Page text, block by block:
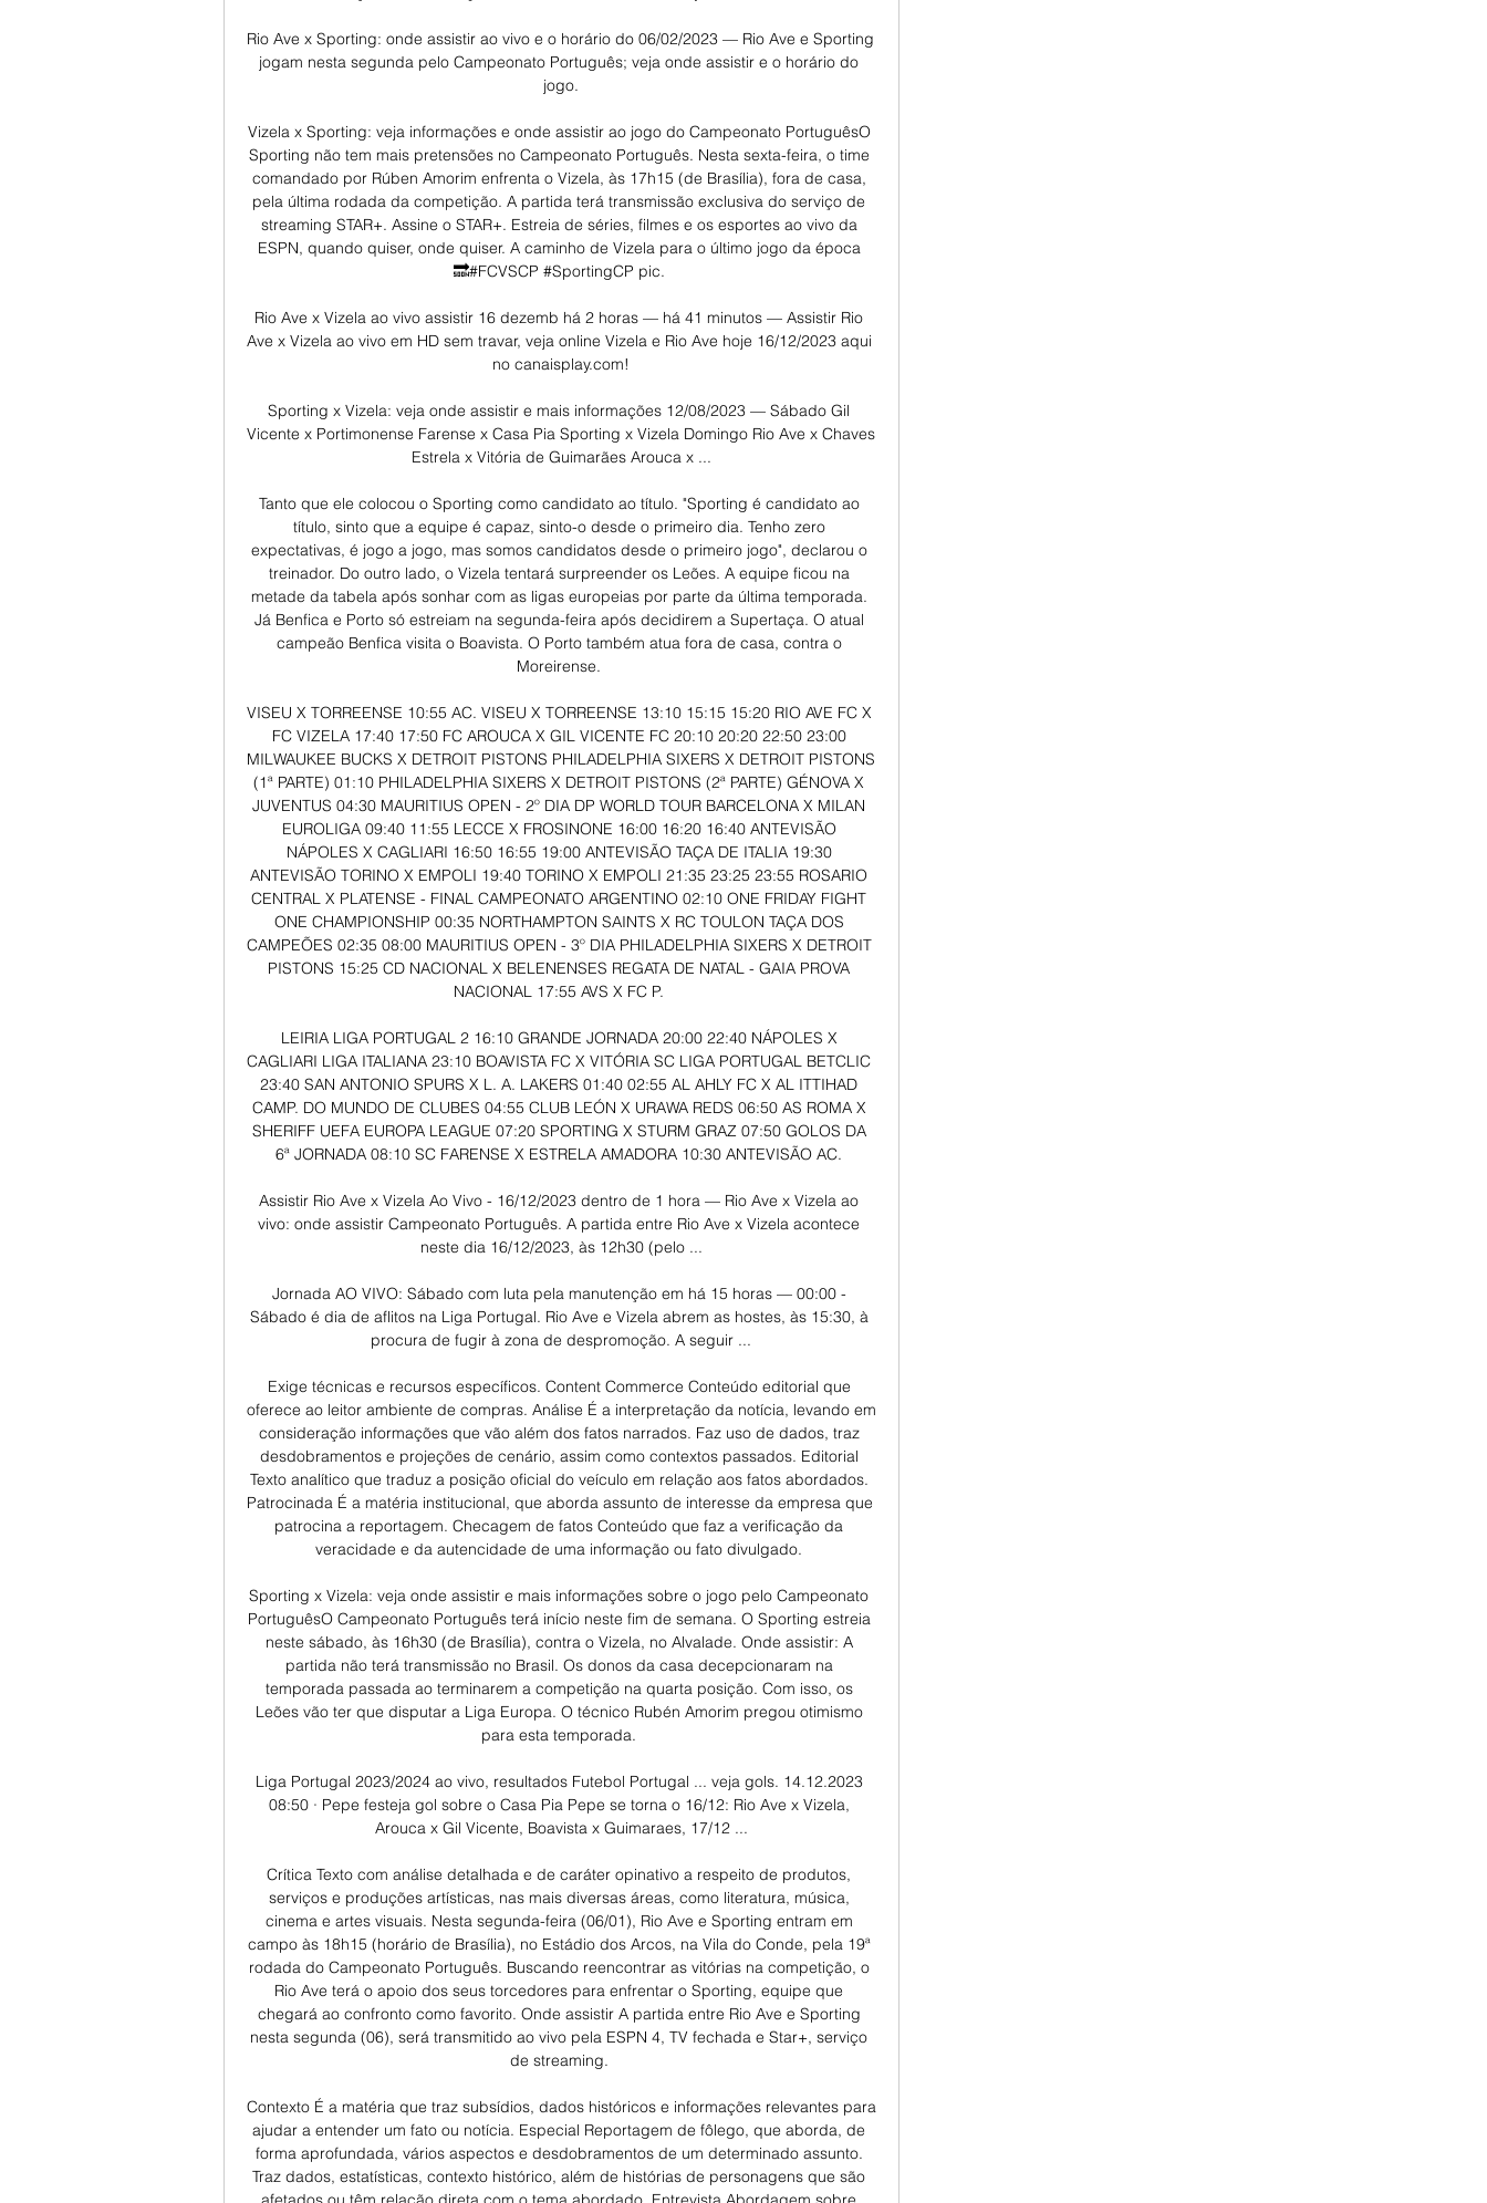
Rio Ave x Sporting: onde assistir ao vivo e o horário do 06/02/2023 — Rio Ave e Sporting
jogam nesta segunda pelo Campeonato Português; veja onde assistir e o horário do
jogo.
Vizela x Sporting: veja informações e onde assistir ao jogo do Campeonato PortuguêsO
Sporting não tem mais pretensões no Campeonato Português. Nesta sexta-feira, o time
comandado por Rúben Amorim enfrenta o Vizela, às 17h15 (de Brasília), fora de casa,
pela última rodada da competição. A partida terá transmissão exclusiva do serviço de
streaming STAR+. Assine o STAR+. Estreia de séries, filmes e os esportes ao vivo da
ESPN, quando quiser, onde quiser. A caminho de Vizela para o último jogo da época
🔜#FCVSCP #SportingCP pic.
Rio Ave x Vizela ao vivo assistir 16 dezemb há 2 horas — há 41 minutos — Assistir Rio
Ave x Vizela ao vivo em HD sem travar, veja online Vizela e Rio Ave hoje 16/12/2023 aqui
no canaisplay.com!
Sporting x Vizela: veja onde assistir e mais informações 12/08/2023 — Sábado Gil
Vicente x Portimonense Farense x Casa Pia Sporting x Vizela Domingo Rio Ave x Chaves
Estrela x Vitória de Guimarães Arouca x ...
Tanto que ele colocou o Sporting como candidato ao título. "Sporting é candidato ao
título, sinto que a equipe é capaz, sinto-o desde o primeiro dia. Tenho zero
expectativas, é jogo a jogo, mas somos candidatos desde o primeiro jogo", declarou o
treinador. Do outro lado, o Vizela tentará surpreender os Leões. A equipe ficou na
metade da tabela após sonhar com as ligas europeias por parte da última temporada.
Já Benfica e Porto só estreiam na segunda-feira após decidirem a Supertaça. O atual
campeão Benfica visita o Boavista. O Porto também atua fora de casa, contra o
Moreirense.
VISEU X TORREENSE 10:55 AC. VISEU X TORREENSE 13:10 15:15 15:20 RIO AVE FC X
FC VIZELA 17:40 17:50 FC AROUCA X GIL VICENTE FC 20:10 20:20 22:50 23:00
MILWAUKEE BUCKS X DETROIT PISTONS PHILADELPHIA SIXERS X DETROIT PISTONS
(1ª PARTE) 01:10 PHILADELPHIA SIXERS X DETROIT PISTONS (2ª PARTE) GÉNOVA X
JUVENTUS 04:30 MAURITIUS OPEN - 2º DIA DP WORLD TOUR BARCELONA X MILAN
EUROLIGA 09:40 11:55 LECCE X FROSINONE 16:00 16:20 16:40 ANTEVISÃO
NÁPOLES X CAGLIARI 16:50 16:55 19:00 ANTEVISÃO TAÇA DE ITALIA 19:30
ANTEVISÃO TORINO X EMPOLI 19:40 TORINO X EMPOLI 21:35 23:25 23:55 ROSARIO
CENTRAL X PLATENSE - FINAL CAMPEONATO ARGENTINO 02:10 ONE FRIDAY FIGHT
ONE CHAMPIONSHIP 00:35 NORTHAMPTON SAINTS X RC TOULON TAÇA DOS
CAMPEÕES 02:35 08:00 MAURITIUS OPEN - 3º DIA PHILADELPHIA SIXERS X DETROIT
PISTONS 15:25 CD NACIONAL X BELENENSES REGATA DE NATAL - GAIA PROVA
NACIONAL 17:55 AVS X FC P.
LEIRIA LIGA PORTUGAL 2 16:10 GRANDE JORNADA 20:00 22:40 NÁPOLES X
CAGLIARI LIGA ITALIANA 23:10 BOAVISTA FC X VITÓRIA SC LIGA PORTUGAL BETCLIC
23:40 SAN ANTONIO SPURS X L. A. LAKERS 01:40 02:55 AL AHLY FC X AL ITTIHAD
CAMP. DO MUNDO DE CLUBES 04:55 CLUB LEÓN X URAWA REDS 06:50 AS ROMA X
SHERIFF UEFA EUROPA LEAGUE 07:20 SPORTING X STURM GRAZ 07:50 GOLOS DA
6ª JORNADA 08:10 SC FARENSE X ESTRELA AMADORA 10:30 ANTEVISÃO AC.
Assistir Rio Ave x Vizela Ao Vivo - 16/12/2023 dentro de 1 hora — Rio Ave x Vizela ao
vivo: onde assistir Campeonato Português. A partida entre Rio Ave x Vizela acontece
neste dia 16/12/2023, às 12h30 (pelo ...
Jornada AO VIVO: Sábado com luta pela manutenção em há 15 horas — 00:00 -
Sábado é dia de aflitos na Liga Portugal. Rio Ave e Vizela abrem as hostes, às 15:30, à
procura de fugir à zona de despromoção. A seguir ...
Exige técnicas e recursos específicos. Content Commerce Conteúdo editorial que
oferece ao leitor ambiente de compras. Análise É a interpretação da notícia, levando em
consideração informações que vão além dos fatos narrados. Faz uso de dados, traz
desdobramentos e projeções de cenário, assim como contextos passados. Editorial
Texto analítico que traduz a posição oficial do veículo em relação aos fatos abordados.
Patrocinada É a matéria institucional, que aborda assunto de interesse da empresa que
patrocina a reportagem. Checagem de fatos Conteúdo que faz a verificação da
veracidade e da autencidade de uma informação ou fato divulgado.
Sporting x Vizela: veja onde assistir e mais informações sobre o jogo pelo Campeonato
PortuguêsO Campeonato Português terá início neste fim de semana. O Sporting estreia
neste sábado, às 16h30 (de Brasília), contra o Vizela, no Alvalade. Onde assistir: A
partida não terá transmissão no Brasil. Os donos da casa decepcionaram na
temporada passada ao terminarem a competição na quarta posição. Com isso, os
Leões vão ter que disputar a Liga Europa. O técnico Rubén Amorim pregou otimismo
para esta temporada.
Liga Portugal 2023/2024 ao vivo, resultados Futebol Portugal ... veja gols. 14.12.2023
08:50 · Pepe festeja gol sobre o Casa Pia Pepe se torna o 16/12: Rio Ave x Vizela,
Arouca x Gil Vicente, Boavista x Guimaraes, 17/12 ...
Crítica Texto com análise detalhada e de caráter opinativo a respeito de produtos,
serviços e produções artísticas, nas mais diversas áreas, como literatura, música,
cinema e artes visuais. Nesta segunda-feira (06/01), Rio Ave e Sporting entram em
campo às 18h15 (horário de Brasília), no Estádio dos Arcos, na Vila do Conde, pela 19ª
rodada do Campeonato Português. Buscando reencontrar as vitórias na competição, o
Rio Ave terá o apoio dos seus torcedores para enfrentar o Sporting, equipe que
chegará ao confronto como favorito. Onde assistir A partida entre Rio Ave e Sporting
nesta segunda (06), será transmitido ao vivo pela ESPN 4, TV fechada e Star+, serviço
de streaming.
Contexto É a matéria que traz subsídios, dados históricos e informações relevantes para
ajudar a entender um fato ou notícia. Especial Reportagem de fôlego, que aborda, de
forma aprofundada, vários aspectos e desdobramentos de um determinado assunto.
Traz dados, estatísticas, contexto histórico, além de histórias de personagens que são